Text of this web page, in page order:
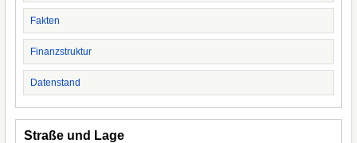
Fakten
Finanzstruktur
Datenstand
Straße und Lage